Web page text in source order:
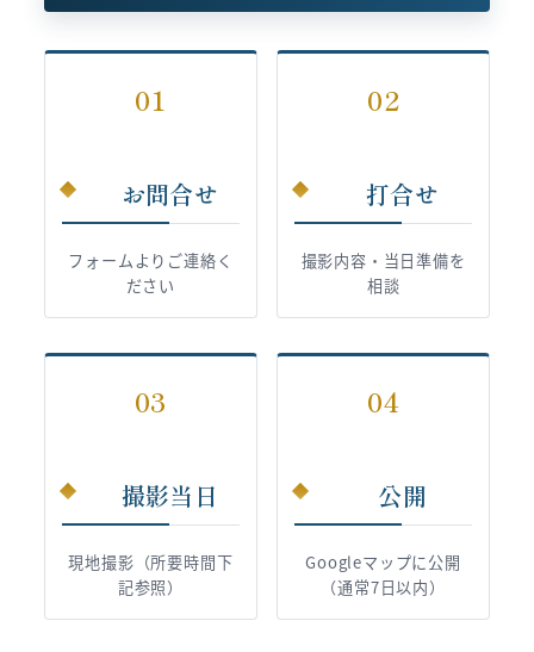
01
お問合せ
フォームよりご連絡く
ださい
02
打合せ
撮影内容・当日準備を
相談
03
撮影当日
現地撮影（所要時間下
記参照）
04
公開
Googleマップに公開
（通常7日以内）